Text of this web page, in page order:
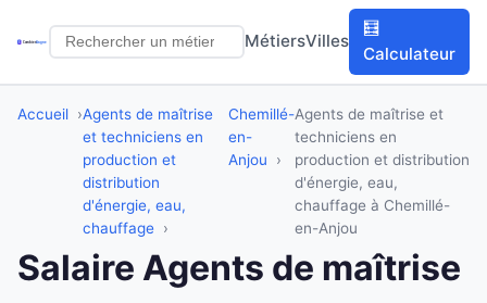
MétiersVilles
🧮
Calculateur
Accueil
Agents de maîtrise
et techniciens en
production et
distribution
d'énergie, eau,
chauffage
Chemillé-
en-
Anjou
Agents de maîtrise et
techniciens en
production et distribution
d'énergie, eau,
chauffage à Chemillé-
en-Anjou
Salaire Agents de maîtrise